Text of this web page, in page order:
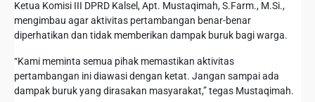
Ketua Komisi III DPRD Kalsel, Apt. Mustaqimah, S.Farm., M.Si.,
mengimbau agar aktivitas pertambangan benar-benar
diperhatikan dan tidak memberikan dampak buruk bagi warga.
“Kami meminta semua pihak memastikan aktivitas
pertambangan ini diawasi dengan ketat. Jangan sampai ada
dampak buruk yang dirasakan masyarakat,” tegas Mustaqimah.